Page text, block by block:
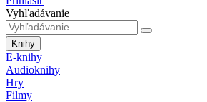
Vyhľadávanie
Knihy
E-knihy
Audioknihy
Hry
Filmy